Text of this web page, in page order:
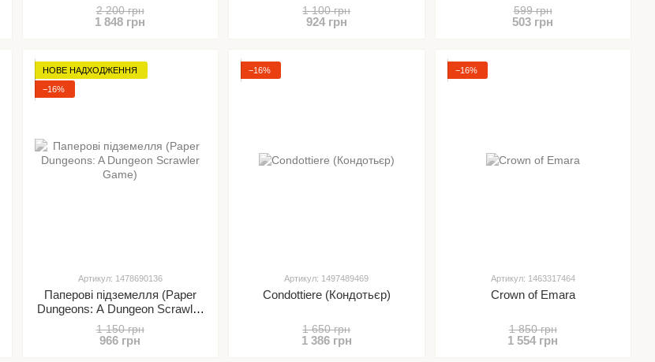
2 200 грн
1 848 грн
1 100 грн
924 грн
599 грн
503 грн
НОВЕ НАДХОДЖЕННЯ
−16%
Артикул: 1478690136
Паперові підземелля (Paper
Dungeons: A Dungeon Scrawler
Game)
1 150 грн
966 грн
−16%
Артикул: 1497489469
Condottiere (Кондотьєр)
1 650 грн
1 386 грн
−16%
Артикул: 1463317464
Crown of Emara
1 850 грн
1 554 грн